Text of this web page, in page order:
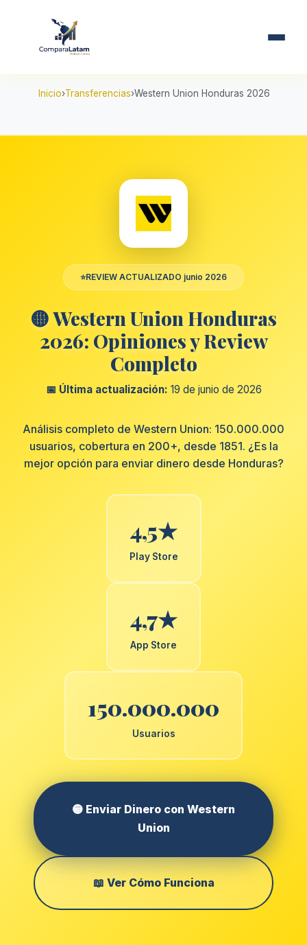
Inicio Transferencias Western Union Honduras 2026
⭐REVIEW ACTUALIZADO junio 2026
🟡 Western Union Honduras
2026: Opiniones y Review
Completo
📅 Última actualización: 19 de junio de 2026
Análisis completo de Western Union: 150.000.000
usuarios, cobertura en 200+, desde 1851. ¿Es la
mejor opción para enviar dinero desde Honduras?
4,5★
Play Store
4,7★
App Store
150.000.000
Usuarios
🟡 Enviar Dinero con Western
Union
📖 Ver Cómo Funciona